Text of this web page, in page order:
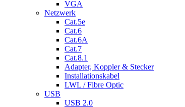
VGA
Netzwerk
Cat.5e
Cat.6
Cat.6A
Cat.7
Cat.8.1
Adapter, Koppler & Stecker
Installationskabel
LWL / Fibre Optic
USB
USB 2.0